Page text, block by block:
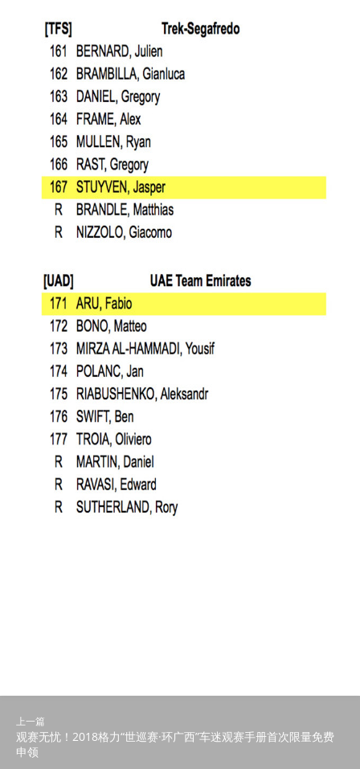
上一篇
观赛无忧！2018格力“世巡赛·环广西”车迷观赛手册首次限量免费
申领